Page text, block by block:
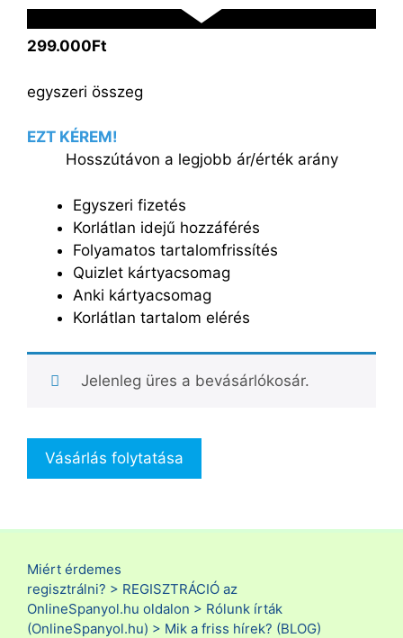
299.000Ft
egyszeri összeg
EZT KÉREM!
Hosszútávon a legjobb ár/érték arány
Egyszeri fizetés
Korlátlan idejű hozzáférés
Folyamatos tartalomfrissítés
Quizlet kártyacsomag
Anki kártyacsomag
Korlátlan tartalom elérés
Jelenleg üres a bevásárlókosár.
Vásárlás folytatása
Miért érdemes
regisztrálni? > REGISZTRÁCIÓ az
OnlineSpanyol.hu oldalon > Rólunk írták
(OnlineSpanyol.hu) > Mik a friss hírek? (BLOG)